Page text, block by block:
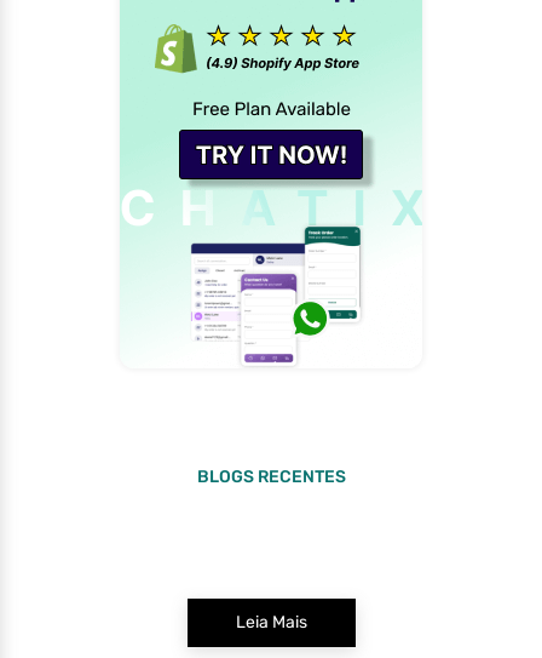
BLOGS RECENTES
Leia Mais